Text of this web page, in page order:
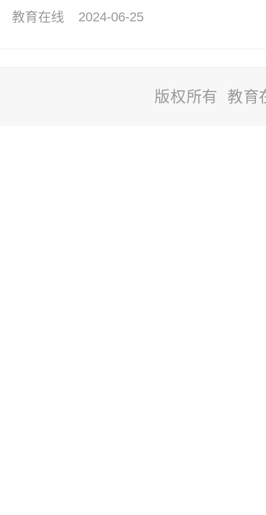
教育在线 2024-06-25
版权所有 教育